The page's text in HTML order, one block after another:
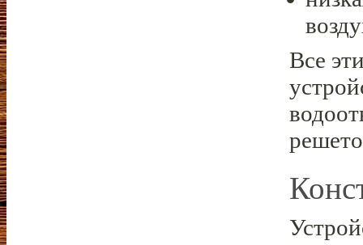
Все